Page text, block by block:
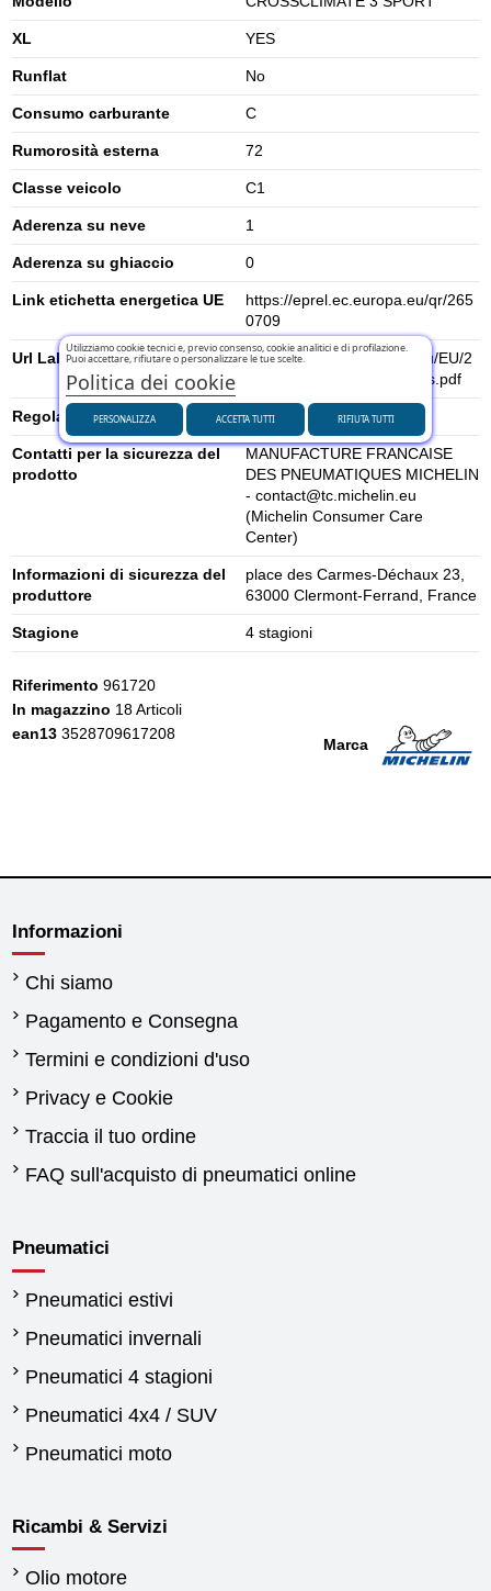
XL YES
Runflat No
Consumo carburante C
Rumorosità esterna 72
Classe veicolo C1
Aderenza su neve 1
Aderenza su ghiaccio 0
Link etichetta energetica UE
https://eprel.ec.europa.eu/qr/265
0709
Url Label
https://www.tyrelabelling.eu/EU/2
020-740/es/961720_fcs_es.pdf
Regolamento UE (2020/740) 2020/740
Contatti per la sicurezza del
prodotto
MANUFACTURE FRANCAISE
DES PNEUMATIQUES MICHELIN
- contact@tc.michelin.eu
(Michelin Consumer Care
Center)
Informazioni di sicurezza del
produttore
place des Carmes-Déchaux 23,
63000 Clermont-Ferrand, France
Stagione 4 stagioni
Marca
Riferimento 961720
In magazzino 18 Articoli
ean13 3528709617208
Informazioni
Chi siamo
Pagamento e Consegna
Termini e condizioni d'uso
Privacy e Cookie
Traccia il tuo ordine
FAQ sull'acquisto di pneumatici online
Pneumatici
Pneumatici estivi
Pneumatici invernali
Pneumatici 4 stagioni
Pneumatici 4x4 / SUV
Pneumatici moto
Ricambi & Servizi
Olio motore
Utilizziamo cookie tecnici e, previo consenso, cookie analitici e di profilazione.
Puoi accettare, rifiutare o personalizzare le tue scelte.
Politica dei cookie
PERSONALIZZA RIFIUTA TUTTI
ACCETTA TUTTI